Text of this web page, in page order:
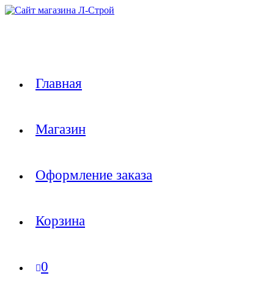
Перейти
Главная
Магазин
Оформление заказа
Корзина
0